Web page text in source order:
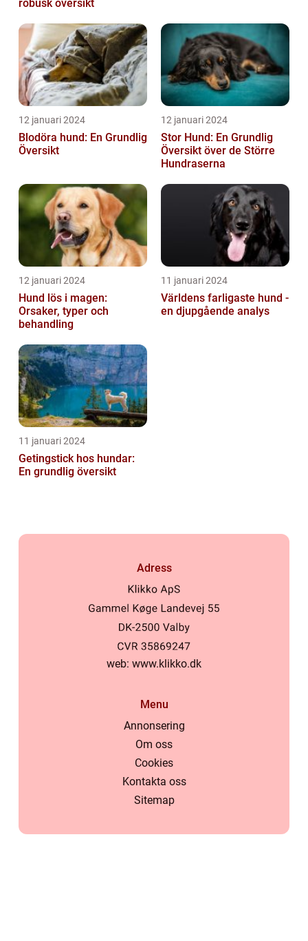
robusk översikt
12 januari 2024
Blodöra hund: En Grundlig
Översikt
12 januari 2024
Stor Hund: En Grundlig
Översikt över de Större
Hundraserna
12 januari 2024
Hund lös i magen:
Orsaker, typer och
behandling
11 januari 2024
Världens farligaste hund -
en djupgående analys
11 januari 2024
Getingstick hos hundar:
En grundlig översikt
Adress
web: www.klikko.dk
Menu
Annonsering
Om oss
Cookies
Kontakta oss
Sitemap